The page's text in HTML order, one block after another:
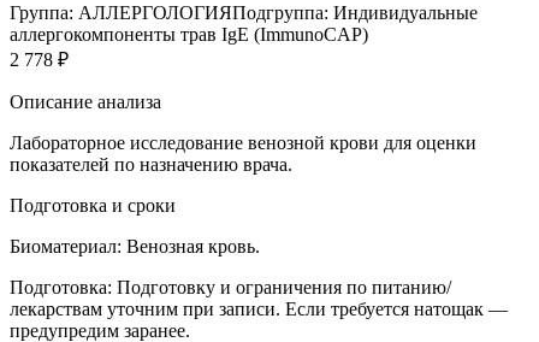
Группа: АЛЛЕРГОЛОГИЯПодгруппа: Индивидуальные
аллергокомпоненты трав IgE (ImmunoCAP)
2 778 ₽
Описание анализа
Лабораторное исследование венозной крови для оценки
показателей по назначению врача.
Подготовка и сроки
Биоматериал: Венозная кровь.
Подготовка: Подготовку и ограничения по питанию/
лекарствам уточним при записи. Если требуется натощак —
предупредим заранее.